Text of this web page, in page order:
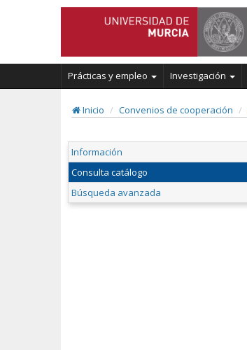
Prácticas y empleo Investigación
Inicio Convenios de cooperación
Información
Consulta catálogo
Búsqueda avanzada